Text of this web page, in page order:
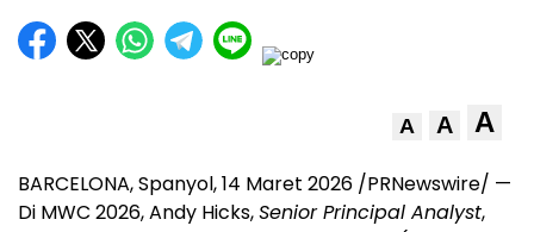
A A A
BARCELONA, Spanyol, 14 Maret 2026 /PRNewswire/ —
Di MWC 2026, Andy Hicks,Senior Principal Analyst,